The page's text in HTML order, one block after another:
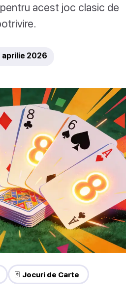
acest joc clasic de
2026
🃏 Jocuri de Carte